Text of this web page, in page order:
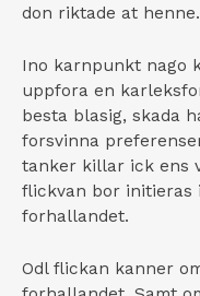
don riktade at henne.
Ino karnpunkt nago
uppfora en
besta blasig, skada
forsvinna
tanker killar ick ens
flickvan bor initieras
forhallandet.
Odl flickan kanner